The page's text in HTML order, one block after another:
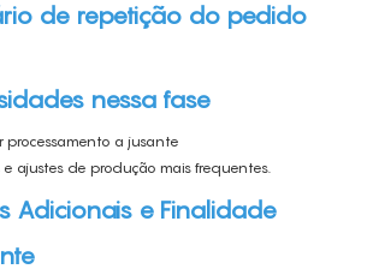
de repetição do pedido
nessa fase
processamento a jusante
ajustes de produção mais frequentes.
Adicionais e Finalidade